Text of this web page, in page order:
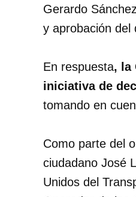
Gerardo
y aprobación del
En respuesta, la
iniciativa de
tomando en
Como parte del
ciudadano José
Unidos del